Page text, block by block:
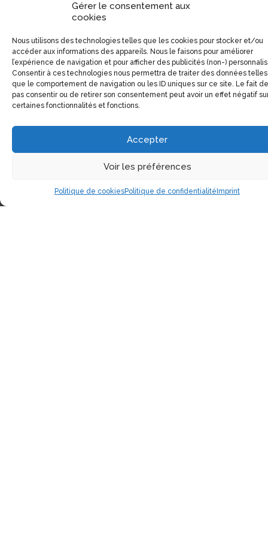
Gérer le consentement aux
cookies
Nous utilisons des technologies telles que les cookies pour stocker et/ou
accéder aux informations des appareils. Nous le faisons pour améliorer
l’expérience de navigation et pour afficher des publicités (non-)
Consentir à ces technologies nous permettra de traiter des données telles
que le comportement de navigation ou les ID uniques sur ce site. Le fait
pas consentir ou de retirer son consentement peut avoir un effet négatif
certaines fonctionnalités et fonctions.
Accepter
Voir les préférences
Politique de cookiesPolitique de confidentialité Imprint